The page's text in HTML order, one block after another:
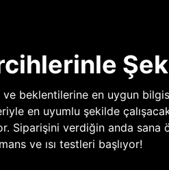
ve beklentilerine en uygun
en uyumlu şekilde
Siparişini verdiğin anda sana
ve ısı testleri başlıyor!